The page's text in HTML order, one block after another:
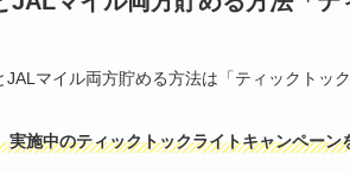
JALマイル両方貯める方法は「ティックトッ
実施中のティックトックライトキャンペー